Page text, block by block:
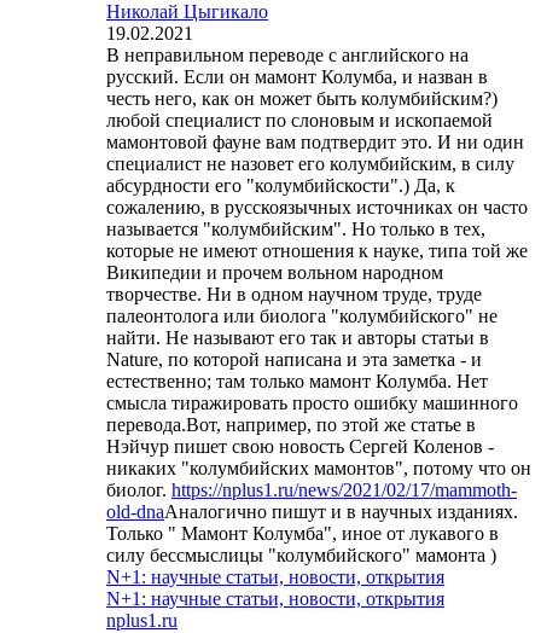
Николай Цыгикало
19.02.2021
В неправильном переводе с английского на
русский. Если он мамонт Колумба, и назван в
честь него, как он может быть колумбийским?)
любой специалист по слоновым и ископаемой
мамонтовой фауне вам подтвердит это. И ни один
специалист не назовет его колумбийским, в силу
абсурдности его "колумбийскости".) Да, к
сожалению, в русскоязычных источниках он часто
называется "колумбийским". Но только в тех,
которые не имеют отношения к науке, типа той же
Википедии и прочем вольном народном
творчестве. Ни в одном научном труде, труде
палеонтолога или биолога "колумбийского" не
найти. Не называют его так и авторы статьи в
Nature, по которой написана и эта заметка - и
естественно; там только мамонт Колумба. Нет
смысла тиражировать просто ошибку машинного
перевода.Вот, например, по этой же статье в
Нэйчур пишет свою новость Сергей Коленов -
никаких "колумбийских мамонтов", потому что он
биолог. https://nplus1.ru/news/2021/02/17/mammoth-
old-dnaАналогично пишут и в научных изданиях.
Только " Мамонт Колумба", иное от лукавого в
силу бессмыслицы "колумбийского" мамонта )
N+1: научные статьи, новости, открытия
N+1: научные статьи, новости, открытия
nplus1.ru